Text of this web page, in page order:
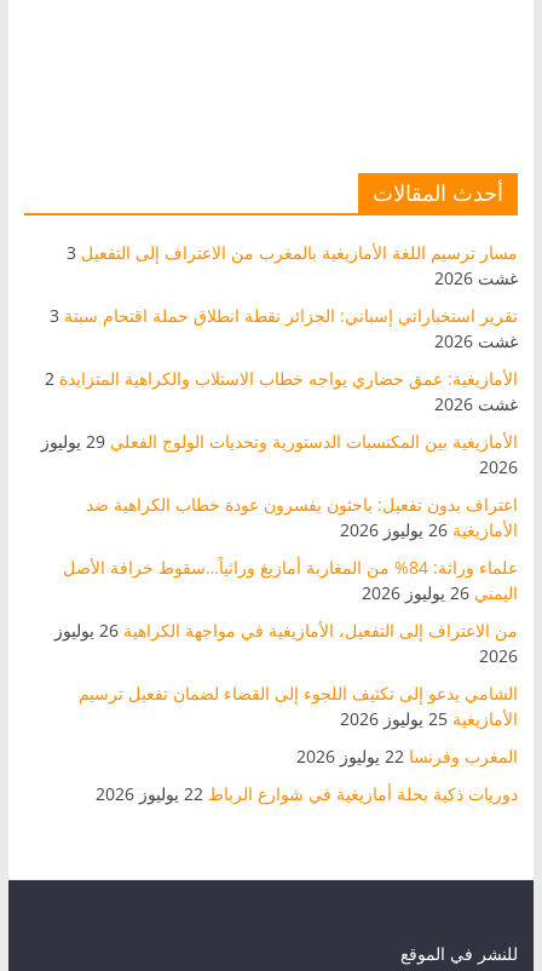
أحدث المقالات
مسار ترسيم اللغة الأمازيغية بالمغرب من الاعتراف إلى التفعيل 3
غشت 2026
تقرير استخباراتي إسباني: الجزائر نقطة انطلاق حملة اقتحام سبتة 3
غشت 2026
الأمازيغية: عمق حضاري يواجه خطاب الاستلاب والكراهية المتزايدة 2
غشت 2026
الأمازيغية بين المكتسبات الدستورية وتحديات الولوج الفعلي
29 يوليوز
2026
اعتراف بدون تفعيل: باحثون يفسرون عودة خطاب الكراهية ضد
الأمازيغية 26 يوليوز 2026
علماء وراثة: 84% من المغاربة أمازيغ وراثياً…سقوط خرافة الأصل
اليمني 26 يوليوز 2026
من الاعتراف إلى التفعيل، الأمازيغية في مواجهة الكراهية
26 يوليوز
2026
الشامي يدعو إلى تكثيف اللجوء إلى القضاء لضمان تفعيل ترسيم
الأمازيغية 25 يوليوز 2026
المغرب وفرنسا 22 يوليوز 2026
دوريات ذكية بحلة أمازيغية في شوارع الرباط 22 يوليوز 2026
للنشر في الموقع